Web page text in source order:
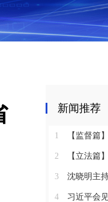
新闻推荐
1 【监督篇
2 【立法篇】为
3 沈晓明主持召开2025年
4 习近平会